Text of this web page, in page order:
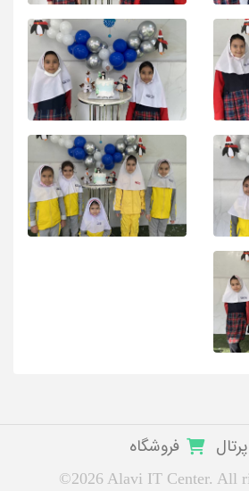
پرتال فروشگاه
©2026 Alavi IT Center. All